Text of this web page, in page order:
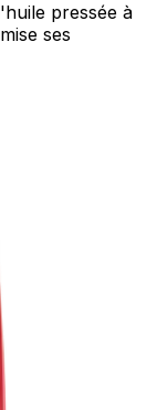
pressée à
ses